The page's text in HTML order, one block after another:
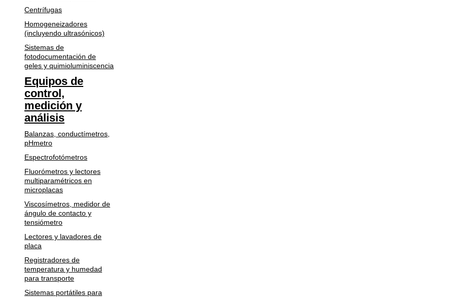
Centrífugas
Homogeneizadores
(incluyendo ultrasónicos)
Sistemas de
fotodocumentación de
geles y quimioluminiscencia
Equipos de
control,
medición y
análisis
Balanzas, conductímetros,
pHmetro
Espectrofotómetros
Fluorómetros y lectores
multiparamétricos en
microplacas
Viscosímetros, medidor de
ángulo de contacto y
tensiómetro
Lectores y lavadores de
placa
Registradores de
temperatura y humedad
para transporte
Sistemas portátiles para